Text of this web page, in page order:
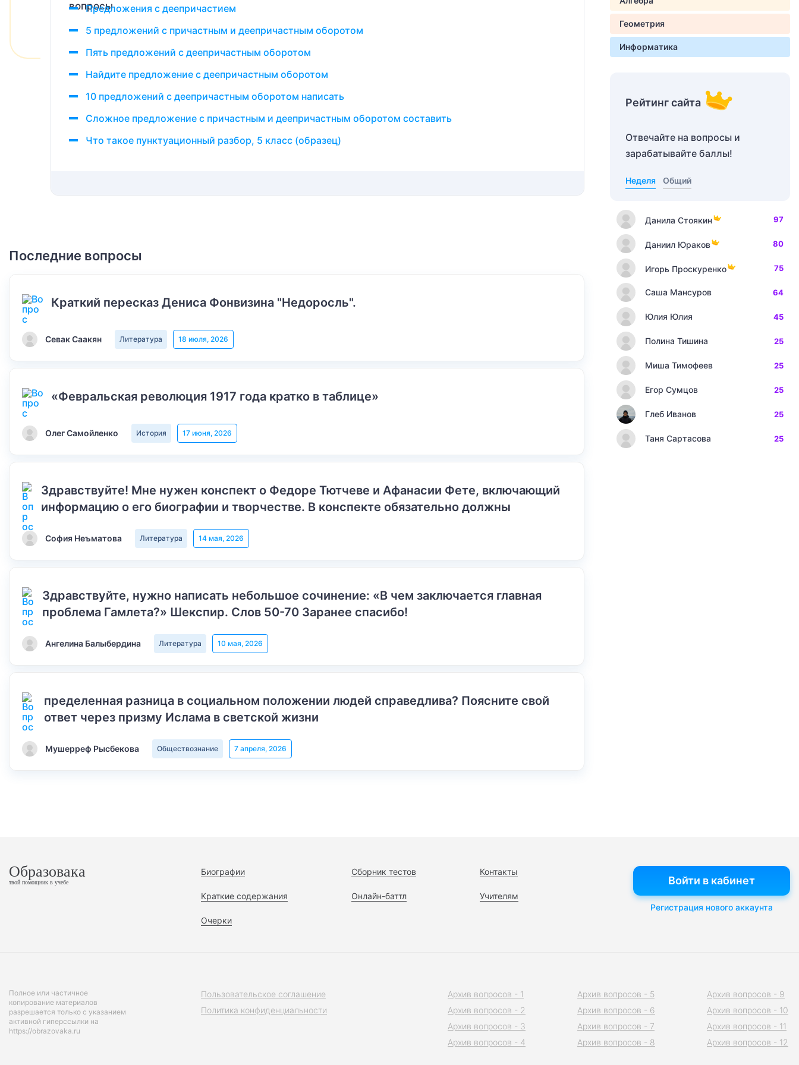
Предложения с деепричастием
5 предложений с причастным и деепричастным оборотом
Пять предложений с деепричастным оборотом
Найдите предложение с деепричастным оборотом
10 предложений с деепричастным оборотом написать
Сложное предложение с причастным и деепричастным оборотом составить
Что такое пунктуационный разбор, 5 класс (образец)
Последние вопросы
Краткий пересказ Дениса Фонвизина "Недоросль".
Севак Саакян Литература 18 июля, 2026
«Февральская революция 1917 года кратко в таблице»
Олег Самойленко История 17 июня, 2026
Здравствуйте! Мне нужен конспект о Федоре Тютчеве и Афанасии Фете, включающий
информацию о его биографии и творчестве. В конспекте обязательно должны
София Неъматова Литература 14 мая, 2026
Здравствуйте, нужно написать небольшое сочинение: «В чем заключается главная
проблема Гамлета?» Шекспир. Слов 50-70 Заранее спасибо!
Ангелина Балыбердина Литература 10 мая, 2026
пределенная разница в социальном положении людей справедлива? Поясните свой
ответ через призму Ислама в светской жизни
Мушерреф Рысбекова Обществознание 7 апреля, 2026
Геометрия
Информатика
Рейтинг сайта
Отвечайте на вопросы и
зарабатывайте баллы!
Неделя Общий
Данила Стоякин 97
Даниил Юраков 80
Игорь Проскуренко 75
Саша Мансуров 64
Юлия Юлия 45
Полина Тишина 25
Миша Тимофеев 25
Егор Сумцов 25
Глеб Иванов 25
Таня Сартасова 25
Образовака
твой помощник в учебе
Биографии
Краткие содержания
Очерки
Сборник тестов
Онлайн-баттл
Контакты
Учителям
Войти в кабинет
Регистрация нового аккаунта
Полное или частичное
копирование материалов
разрешается только с указанием
активной гиперссылки на
https://obrazovaka.ru
Пользовательское соглашение
Политика конфиденциальности
Архив вопросов - 1
Архив вопросов - 2
Архив вопросов - 3
Архив вопросов - 4
Архив вопросов - 5
Архив вопросов - 6
Архив вопросов - 7
Архив вопросов - 8
Архив вопросов - 9
Архив вопросов - 10
Архив вопросов - 11
Архив вопросов - 12